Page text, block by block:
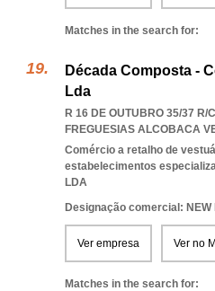
Matches in the search for:
Década Composta -
Lda
R 16 DE OUTUBRO 35/37 R/
FREGUESIAS ALCOBACA
Comércio a retalho de
estabelecimentos
LDA
Designação comercial: NEW
Ver empresa Ver no
Matches in the search for: